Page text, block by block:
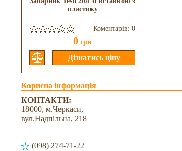
пластику
Коментарів: 0
0 грн
Корисна інформація
КОНТАКТИ:
18000, м.Черкаси,
вул.Надпільна, 218
(098) 274-71-22